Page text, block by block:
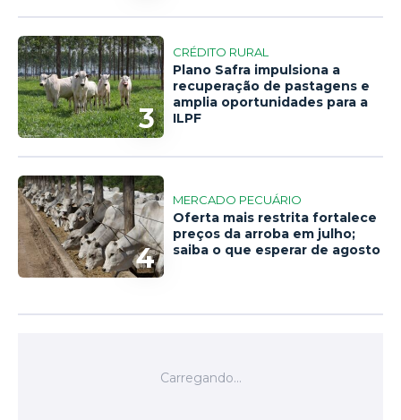
3
CRÉDITO RURAL
Plano Safra impulsiona a
recuperação de pastagens e
amplia oportunidades para a
ILPF
4
MERCADO PECUÁRIO
Oferta mais restrita fortalece
preços da arroba em julho;
saiba o que esperar de agosto